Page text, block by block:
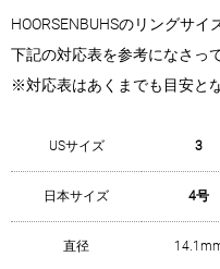
HOORSENBUHSのリングサイ
下記の対応表を参考になさっ
※対応表はあくまでも目安と
USサイズ 3
日本サイズ 4号
直径